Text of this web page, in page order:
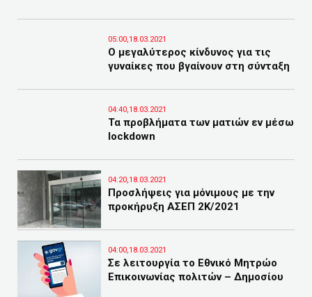
05:00,18.03.2021
Ο μεγαλύτερος κίνδυνος για τις
γυναίκες που βγαίνουν στη σύνταξη
04:40,18.03.2021
Τα προβλήματα των ματιών εν μέσω
lockdown
04:20,18.03.2021
Προσλήψεις για μόνιμους με την
προκήρυξη ΑΣΕΠ 2Κ/2021
04:00,18.03.2021
Σε λειτουργία το Εθνικό Μητρώο
Επικοινωνίας πολιτών – Δημοσίου